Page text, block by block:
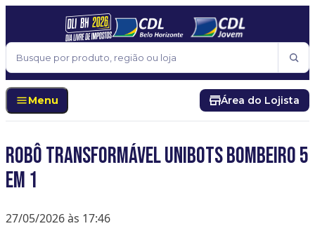
Pular para o conteúdo
Buscar
Menu Área do Lojista
Robô Transformável Unibots Bombeiro 5
em 1
27/05/2026 às 17:46